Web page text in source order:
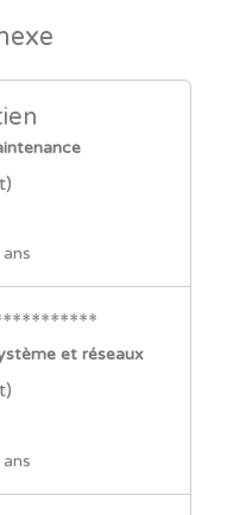
et réseaux